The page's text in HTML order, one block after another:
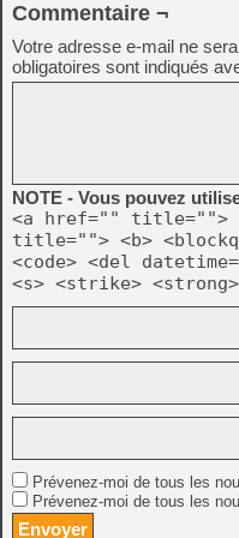
Commentaire ¬
Votre adresse e-mail ne
obligatoires sont indiqués
NOTE - Vous pouvez
<a href="" title="">
title=""> <b>
<code> <del
<s> <strike> <strong>
Prévenez-moi de tous les
Prévenez-moi de tous les